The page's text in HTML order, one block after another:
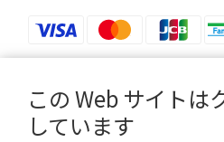
この Web サイトは
しています
$TWD